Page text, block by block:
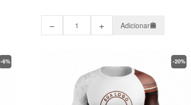
− + Adicionar
-6% -20%